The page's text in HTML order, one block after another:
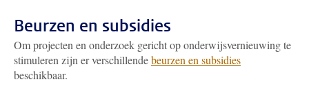
Beurzen en subsidies
Om projecten en onderzoek gericht op onderwijsvernieuwing te
stimuleren zijn er verschillendebeurzen en subsidies
beschikbaar.